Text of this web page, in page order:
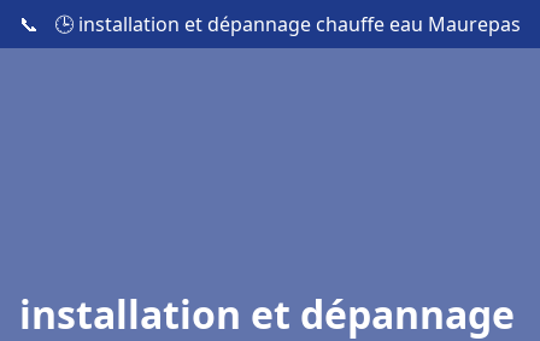
📞 🕒 installation et dépannage chauffe eau Maurepas
installation et dépannage